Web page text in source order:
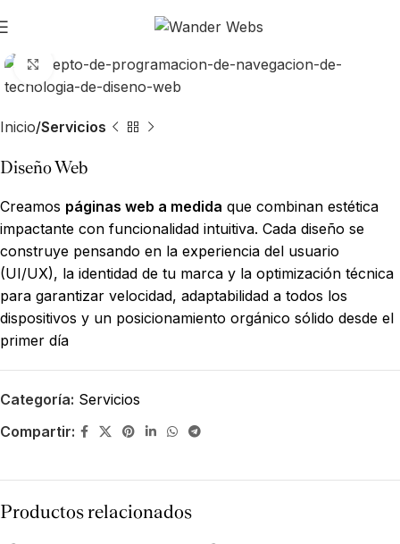
Ampliar
Inicio Servicios
Diseño Web
Creamos páginas web a medida que combinan estética
impactante con funcionalidad intuitiva. Cada diseño se
construye pensando en la experiencia del usuario
(UI/UX), la identidad de tu marca y la optimización técnica
para garantizar velocidad, adaptabilidad a todos los
dispositivos y un posicionamiento orgánico sólido desde el
primer día
Categoría: Servicios
Compartir:
Productos relacionados